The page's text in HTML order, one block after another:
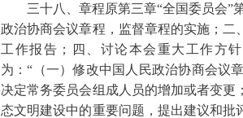
三十八、章程原第三章“全国委员会”第
政治协商会议章程，监督章程的实施；
工作报告；四、讨论本会重大工作方
为：“（一）修改中国人民政治协商会议
决定常务委员会组成人员的增加或者变
态文明建设中的重要问题，提出建议和